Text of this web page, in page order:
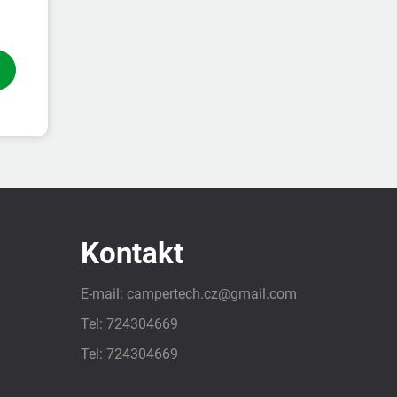
Kontakt
E-mail: campertech.cz@gmail.com
Tel: 724304669
Tel: 724304669